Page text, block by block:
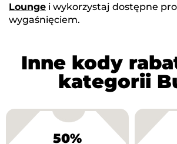
Lounge i wykorzystaj dostępne
wygaśnięciem.
Inne kody
kategorii
50%